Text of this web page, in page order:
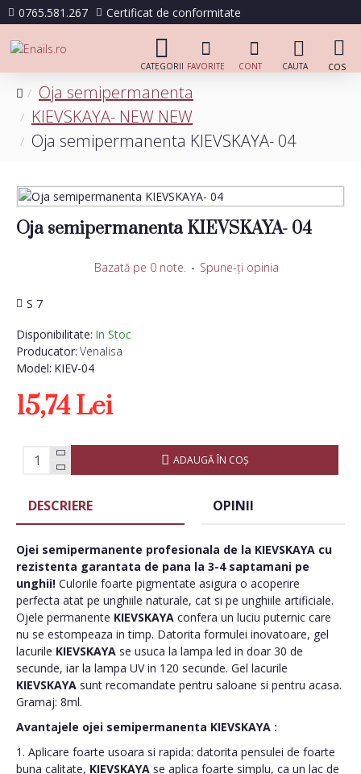
0765.581.267 Certificat de conformitate
Oja semipermanenta
KIEVSKAYA- NEW NEW
Oja semipermanenta KIEVSKAYA- 04
Oja semipermanenta KIEVSKAYA- 04
Disponibilitate: In Stoc
Producator: Venalisa
Model: KIEV-04
S 7
Bazată pe 0 note. - Spune-ţi opinia
15,74 Lei
ADAUGĂ ÎN COŞ
DESCRIERE OPINII
Ojei semipermanente profesionala de la KIEVSKAYA cu
rezistenta garantata de pana la 3-4 saptamani pe
unghii! Culorile foarte pigmentate asigura o acoperire
perfecta atat pe unghiile naturale, cat si pe unghiile artificiale.
Ojele permanente KIEVSKAYA confera un luciu puternic care
nu se estompeaza in timp. Datorita formulei inovatoare, gel
lacurile KIEVSKAYA se usuca la lampa led in doar 30 de
secunde, iar la lampa UV in 120 secunde. Gel lacurile
KIEVSKAYA sunt recomandate pentru saloane si pentru acasa.
Gramaj: 8ml.
Avantajele ojei semipermanenta KIEVSKAYA :
1. Aplicare foarte usoara si rapida: datorita pensulei de foarte
buna calitate, KIEVSKAYA se aplica foarte simplu, ca un lac de